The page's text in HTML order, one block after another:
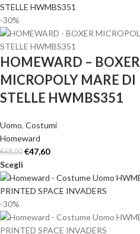
-30%
HOMEWARD – BOXER
MICROPOLY MARE DI
STELLE HWMBS351
Uomo, Costumi
Homeward
€68,00 €47,60
Scegli
-30%